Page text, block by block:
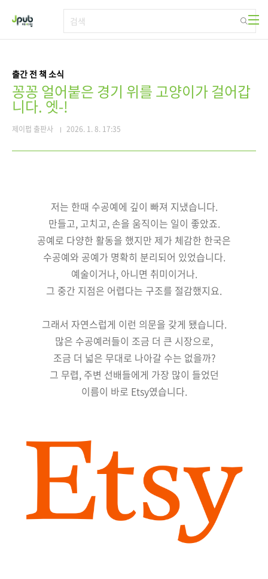
출간 전 책 소식
꽁꽁 얼어붙은 경기 위를 고양이가 걸어갑
니다. 엣-!
제이펍 출판사 2026. 1. 8. 17:35
저는 한때 수공예에 깊이 빠져 지냈습니다.
만들고, 고치고, 손을 움직이는 일이 좋았죠.
공예로 다양한 활동을 했지만 제가 체감한 한국은
수공예와 공예가 명확히 분리되어 있었습니다.
예술이거나, 아니면 취미이거나.
그 중간 지점은 어렵다는 구조를 절감했지요.
그래서 자연스럽게 이런 의문을 갖게 됐습니다.
많은 수공예러들이 조금 더 큰 시장으로,
조금 더 넓은 무대로 나아갈 수는 없을까?
그 무렵, 주변 선배들에게 가장 많이 들었던
이름이 바로 Etsy였습니다.